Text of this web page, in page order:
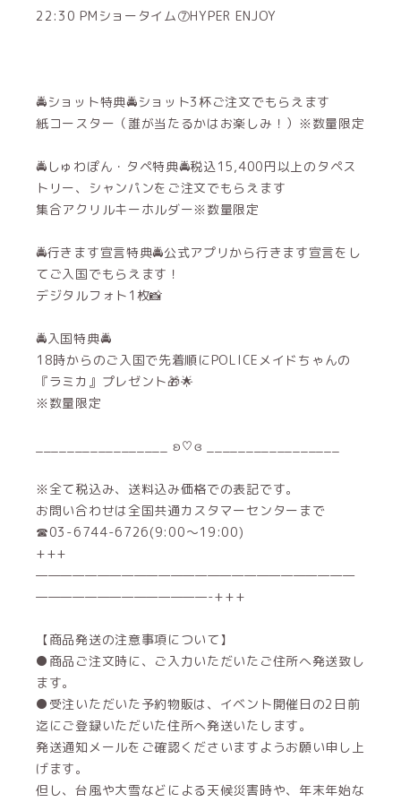
22:30 PMショータイム⑦HYPER ENJOY
🚔ショット特典🚔ショット3杯ご注文でもらえます
紙コースター（誰が当たるかはお楽しみ！）※数量限定
🚔しゅわぽん・タペ特典🚔税込15,400円以上のタペス
トリー、シャンパンをご注文でもらえます
集合アクリルキーホルダー※数量限定
🚔行きます宣言特典🚔公式アプリから行きます宣言をし
てご入国でもらえます！
デジタルフォト1枚📸
🚔入国特典🚔
18時からのご入国で先着順にPOLICEメイドちゃんの
『ラミカ』プレゼント🎁🌟
※数量限定
_________________ ʚ♡ɞ _________________
※全て税込み、送料込み価格での表記です。
お問い合わせは全国共通カスタマーセンターまで
☎03-6744-6726(9:00～19:00)
+++
——————————————————————————
——————————————-+++
【商品発送の注意事項について】
●商品ご注文時に、ご入力いただいたご住所へ発送致し
ます。
●受注いただいた予約物販は、イベント開催日の2日前
迄にご登録いただいた住所へ発送いたします。
発送通知メールをご確認くださいますようお願い申し上
げます。
但し、台風や大雪などによる天候災害時や、年末年始な